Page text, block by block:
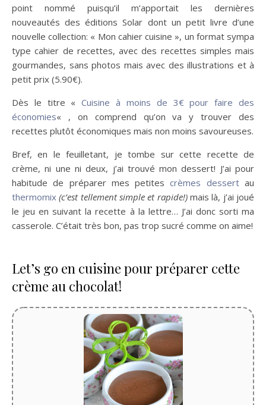
point nommé puisqu’il m’apportait les dernières
nouveautés des éditions Solar dont un petit livre d’une
nouvelle collection: « Mon cahier cuisine », un format sympa
type cahier de recettes, avec des recettes simples mais
gourmandes, sans photos mais avec des illustrations et à
petit prix (5.90€).
Dès le titre «Cuisine à moins de 3€ pour faire des
économies« , on comprend qu’on va y trouver des
recettes plutôt économiques mais non moins savoureuses.
Bref, en le feuilletant, je tombe sur cette recette de
crème, ni une ni deux, j’ai trouvé mon dessert! J’ai pour
habitude de préparer mes petitescrèmes dessertau
thermomix (c’est tellement simple et rapide!)mais là, j’ai joué
le jeu en suivant la recette à la lettre… J’ai donc sorti ma
casserole. C’était très bon, pas trop sucré comme on aime!
Let’s go en cuisine pour préparer cette
crème au chocolat!